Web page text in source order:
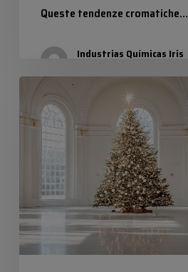
Queste tendenze cromatiche…
Industrias Químicas Iris
bianchi